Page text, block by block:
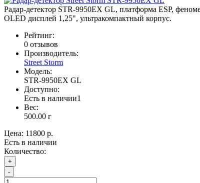
Радар-детектор STR-9950EX GL, платформа ESP,
OLED дисплей 1,25", ультракомпактный корпус.
Рейтинг:
0 отзывов
Производитель:
Street Storm
Модель:
STR-9950EX GL
Доступно:
Есть в наличии1
Вес:
500.00 г
Цена: 11800 р.
Есть в наличии
Количество:
+
-